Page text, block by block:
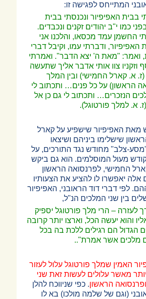
המתייחס לפגישה זו:
בבית האפיפיור ונכנסתי בבית
כמו י"ב יהודים זקנים ונכבדים.
החשמן עמד מכסאו, והלכנו אני
האפיפיור, ודברתי עמו, וקיבל דברי
ואמר: "מאת ה' יצא הדבר". ואמרתי
וזקניו צוו אותי אדבר אליך שתעשה
א. קארל החמישי) ובין המלך
הראשון) על כל פנים… ותכתוב לי
הנזכרים… ותכתוב לי גם כן אל
א. למלך פורטוגל).
מאת האפיפיור שישפיע על קארל
שישלימו ביניהם ושיצאו
צלב" מחודש נגד התורכים, על
מעול המוסלמים. הוא גם ביקש
החמישי, לפרנסואה הראשון
אלה יאפשרו לו להציע את הצעותיו
לפי דברי דוד הראובני, האפיפיור
בין שני המלכים הנ"ל,
לעזרה – הרי מלך פורטוגל יספיק
והוא יעשה הכל, וארצו יותר קרובה
הגדול הם רגילים ללכת בה בכל
מלכים אשר אמרת"..
האמין שמלך פורטוגל עלול לעזור
יותר מאשר עלולים לעשות זאת שני
הראשון. כפי שניווכח להלן
(וגם של שלמה מולכו) בא לו